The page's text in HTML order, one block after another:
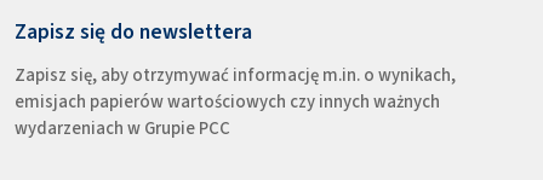
Zapisz się do newslettera
Zapisz się, aby otrzymywać informację m.in. o wynikach,
emisjach papierów wartościowych czy innych ważnych
wydarzeniach w Grupie PCC